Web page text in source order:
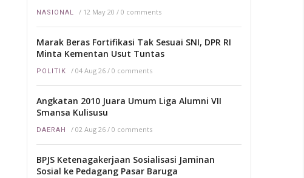
NASIONAL / 12 May 20 / 0 comments
Marak Beras Fortifikasi Tak Sesuai SNI, DPR RI
Minta Kementan Usut Tuntas
POLITIK / 04 Aug 26 / 0 comments
Angkatan 2010 Juara Umum Liga Alumni VII
Smansa Kulisusu
DAERAH / 02 Aug 26 / 0 comments
BPJS Ketenagakerjaan Sosialisasi Jaminan
Sosial ke Pedagang Pasar Baruga